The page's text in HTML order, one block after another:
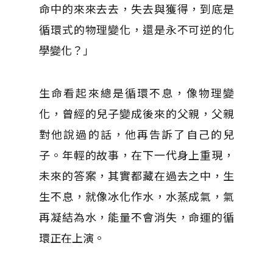
命中的來來去去，失去與獲得，到底是
循環式的物理變化，還是永不可逆的化
學變化？」
生命看起來總是循環不息，像物理變
化，曾經的兒子變成後來的父親，父親
對他說過的話，他再告訴了自己的兒
子。年輕的故事，在下一代身上重現，
未來的答案，其實都藏在過去之中，生
生不息，就像冰化作水，水蒸成氣，氣
再凝結為水，能量不會消失，命運的循
環正在上演。